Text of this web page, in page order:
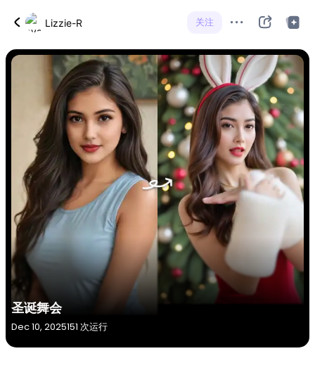
Lizzie-R 关注
圣诞舞会
Dec 10, 2025151 次运行